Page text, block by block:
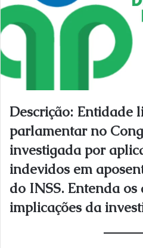
Descrição: Entidade
parlamentar no
investigada por
indevidos em
do INSS. Entenda os
implicações da